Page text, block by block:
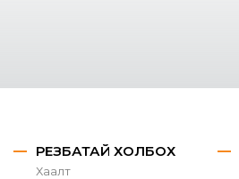
РЕЗБАТАЙ ХОЛБОХ
Хаалт